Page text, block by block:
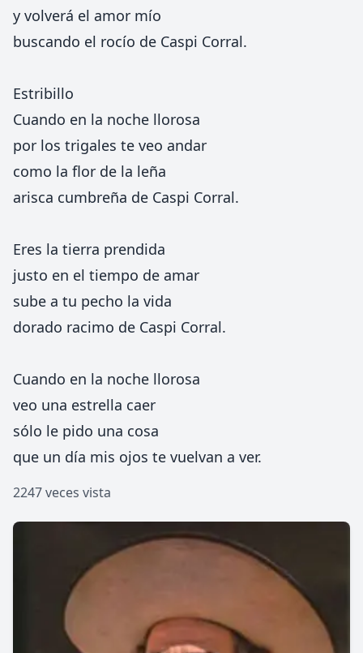
y volverá el amor mío
buscando el rocío de Caspi Corral.
Estribillo
Cuando en la noche llorosa
por los trigales te veo andar
como la flor de la leña
arisca cumbreña de Caspi Corral.
Eres la tierra prendida
justo en el tiempo de amar
sube a tu pecho la vida
dorado racimo de Caspi Corral.
Cuando en la noche llorosa
veo una estrella caer
sólo le pido una cosa
que un día mis ojos te vuelvan a ver.
2247 veces vista